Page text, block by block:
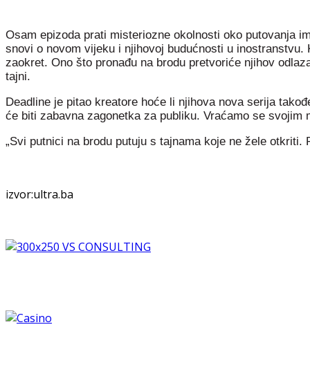
Osam epizoda prati misteriozne okolnosti oko putovanja
snovi o novom vijeku i njihovoj budućnosti u
zaokret. Ono što pronađu na brodu pretvoriće njihov
tajni.
Deadline je pitao kreatore hoće li njihova nova serija
će biti zabavna zagonetka za publiku. Vraćamo se svojim
„Svi putnici na brodu putuju s tajnama koje ne žele
izvor:ultra.ba